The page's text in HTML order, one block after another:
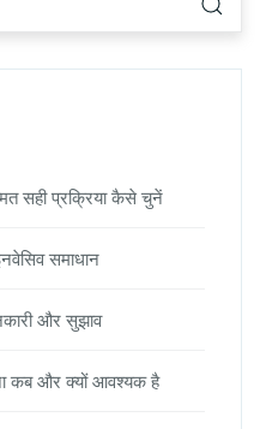
सही प्रक्रिया कैसे चुनें
समाधान
और सुझाव
कब और क्यों आवश्यक है